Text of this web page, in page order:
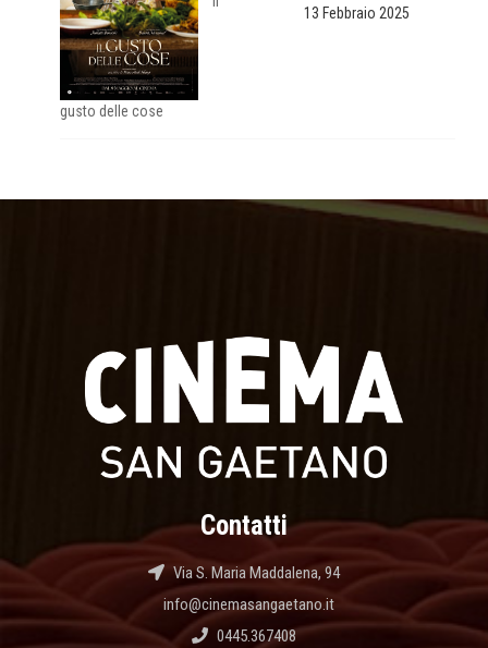
gusto delle cose
13 Febbraio 2025
Contatti
Via S. Maria Maddalena, 94
info@cinemasangaetano.it
0445.367408